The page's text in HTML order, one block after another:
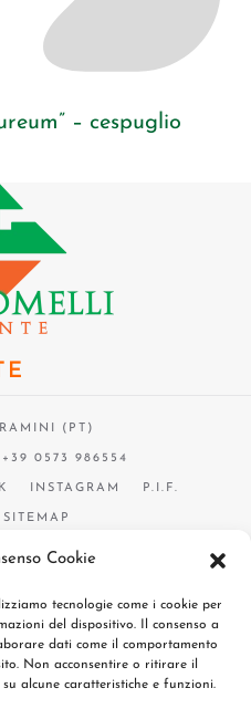
Cookie
tecnologie come i cookie per
del dispositivo. Il consenso a
dati come il comportamento
Non acconsentire o ritirare il
alcune caratteristiche e funzioni.
– cespuglio
(PT)
+39 0573 986554
INSTAGRAM P.I.F.
SITEMAP